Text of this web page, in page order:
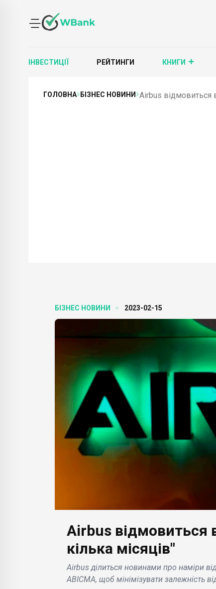
ІНВЕСТИЦІЇ РЕЙТИНГИ КНИГИ
ГОЛОВНА БІЗНЕС НОВИНИ Airbus відмовиться
БІЗНЕС НОВИНИ 2023-02-15
Airbus відмовиться
кілька місяців"
Airbus ділиться новинами про наміри
АВІСМА, щоб мінімізувати залежність
Artist Reach: YouTube
анонсує нову метрику
для оцінки